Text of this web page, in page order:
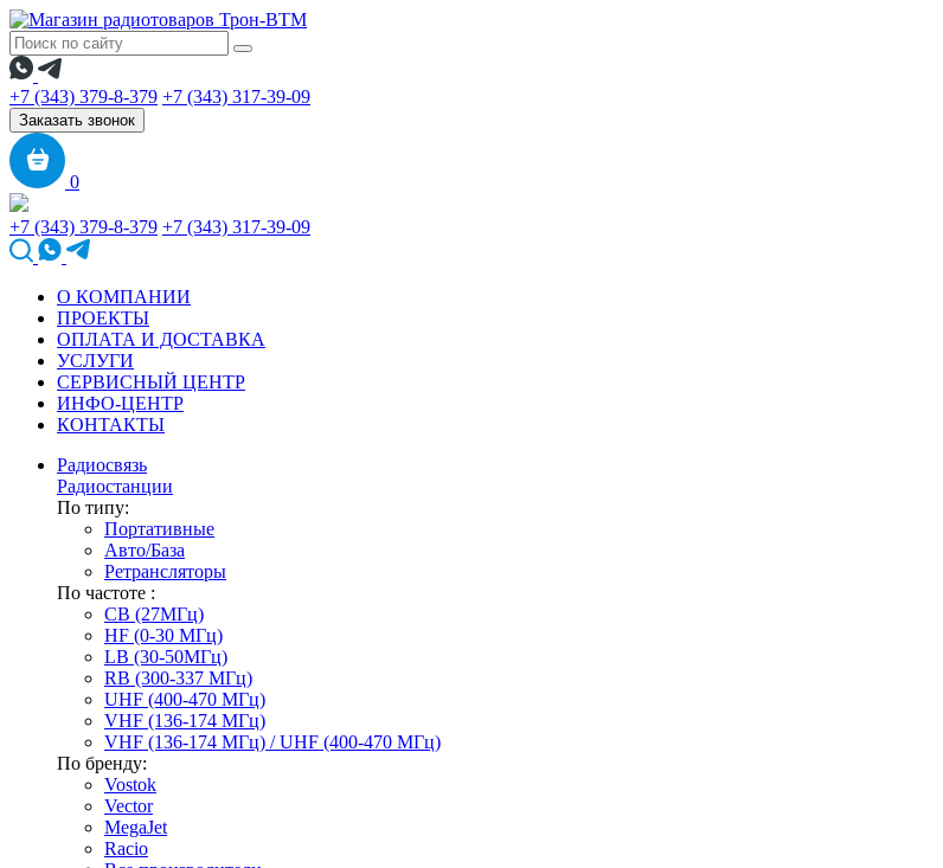
+7 (343) 379-8-379 +7 (343) 317-39-09
Заказать звонок
0
+7 (343) 379-8-379 +7 (343) 317-39-09
О КОМПАНИИ
ПРОЕКТЫ
ОПЛАТА И ДОСТАВКА
УСЛУГИ
СЕРВИСНЫЙ ЦЕНТР
ИНФО-ЦЕНТР
КОНТАКТЫ
Радиосвязь
Радиостанции
По типу:
Портативные
Авто/База
Ретрансляторы
По частоте :
CB (27МГц)
HF (0-30 МГц)
LB (30-50МГц)
RB (300-337 МГц)
UHF (400-470 МГц)
VHF (136-174 МГц)
VHF (136-174 МГц) / UHF (400-470 МГц)
По бренду:
Vostok
Vector
MegaJet
Racio